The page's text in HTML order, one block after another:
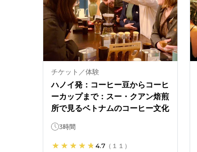
チケット／体験
ハノイ発：コーヒー豆からコーヒ
ーカップまで：スー・クアン焙煎
所で見るベトナムのコーヒー文化
3時間
4.7 （ １１ ）